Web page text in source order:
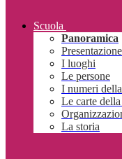
Scuola
Panoramica
Presentazione
I luoghi
Le persone
I numeri
Le carte
La storia